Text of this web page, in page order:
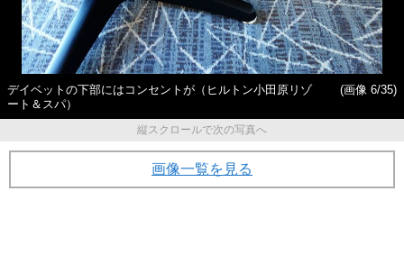
デイベットの下部にはコンセントが（ヒルトン小田原リゾ
ート＆スパ）
(画像 6/35)
縦スクロールで次の写真へ
画像一覧を見る